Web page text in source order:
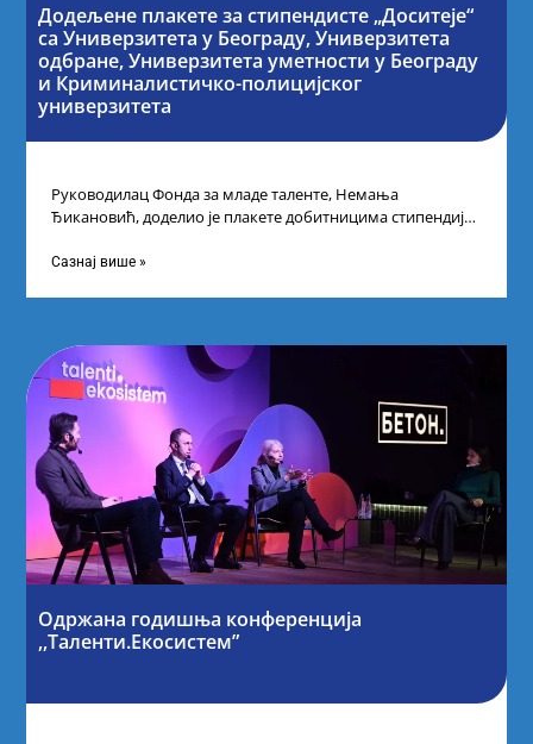
Додељене плакете за стипендисте „Доситеје“
са Универзитета у Београду, Универзитета
одбране, Универзитета уметности у Београду
и Криминалистичко-полицијског
универзитета
Руководилац Фонда за младе таленте, Немања
Ђикановић, доделио је плакете добитницима стипендије
технолошком парку
Сазнај више »
Одржана годишња конференција
,,Таленти.Екосистем”